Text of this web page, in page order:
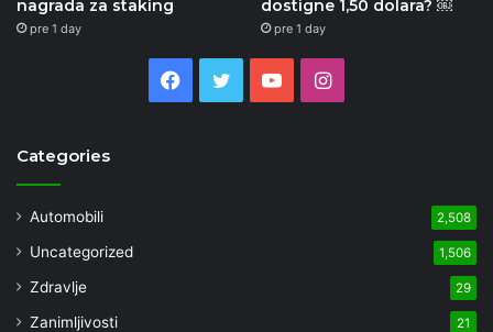
nagrada za staking
pre 1 day
dostigne 1,50 dolara? ￼
pre 1 day
Facebook
TwitterYouTubeInstagram
Categories
Automobili 2,508
Uncategorized 1,506
Zdravlje 29
Zanimljivosti 21